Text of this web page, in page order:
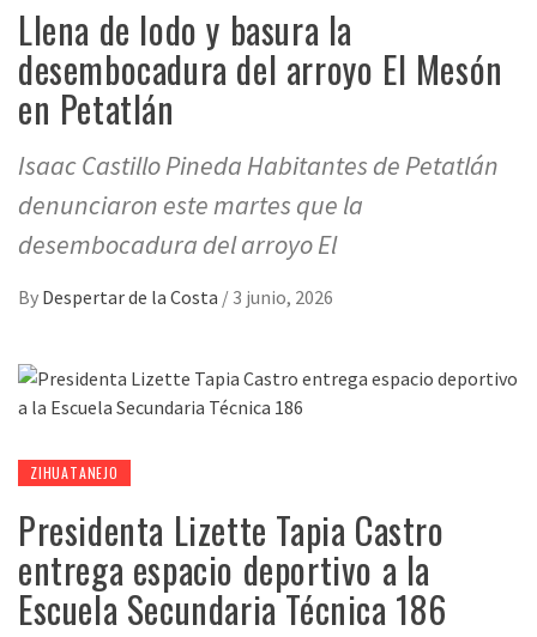
Llena de lodo y basura la
desembocadura del arroyo El Mesón
en Petatlán
Isaac Castillo Pineda Habitantes de Petatlán
denunciaron este martes que la
desembocadura del arroyo El
By Despertar de la Costa / 3 junio, 2026
ZIHUATANEJO
Presidenta Lizette Tapia Castro
entrega espacio deportivo a la
Escuela Secundaria Técnica 186